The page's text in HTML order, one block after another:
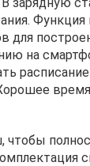
для
на
чтобы